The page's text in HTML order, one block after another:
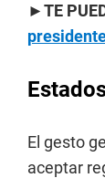
►TE
El gesto
aceptar